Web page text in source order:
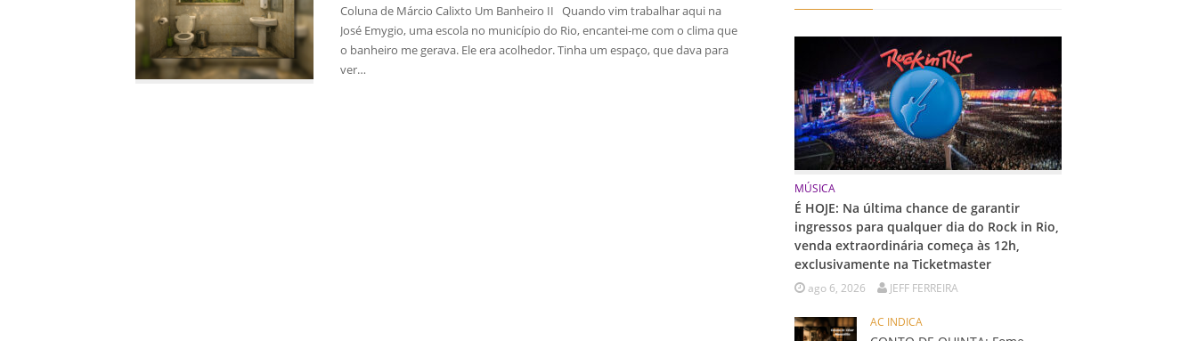
Coluna de Márcio Calixto Um Banheiro II Quando vim trabalhar aqui na
José Emygio, uma escola no município do Rio, encantei-me com o clima que
o banheiro me gerava. Ele era acolhedor. Tinha um espaço, que dava para
ver…
MÚSICA
É HOJE: Na última chance de garantir
ingressos para qualquer dia do Rock in Rio,
venda extraordinária começa às 12h,
exclusivamente na Ticketmaster
ago 6, 2026 JEFF FERREIRA
AC INDICA